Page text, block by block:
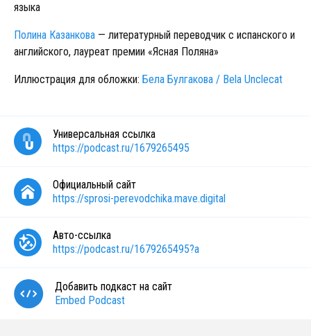
языка
Полина Казанкова — литературный переводчик с испанского и
английского, лауреат премии «Ясная Поляна»
Иллюстрация для обложки: Бела Булгакова / Bela Unclecat
Универсальная ссылка
https://podcast.ru/1679265495
Официальный сайт
https://sprosi-perevodchika.mave.digital
Авто-ссылка
https://podcast.ru/1679265495?a
Добавить подкаст на сайт
Embed Podcast